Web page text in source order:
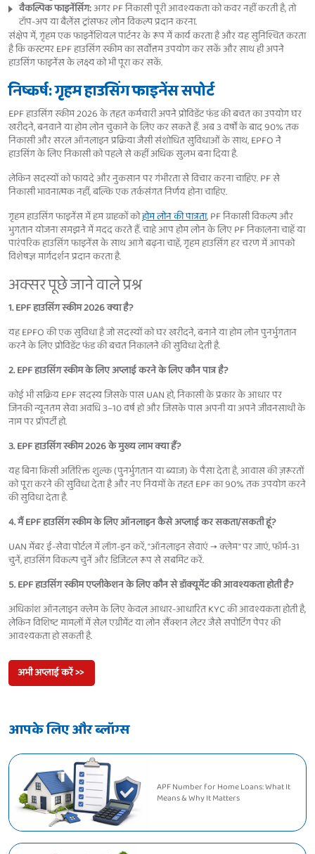
वैकल्पिक फाइनेंसिंग:अगर PF निकासी पूरी आवश्यकता को कवर नहीं करती है, तो
टॉप-अप या बैलेंस ट्रांसफर लोन विकल्प प्रदान करना.
संक्षेप में, गृहम एक फाइनेंशियल पार्टनर के रूप में कार्य करता है और यह सुनिश्चित करता
है कि कस्टमर EPF हाउसिंग स्कीम का सर्वोत्तम उपयोग कर सकें और साथ ही अपने
हाउसिंग फाइनेंस के लक्ष्य को भी पूरा कर सकें.
निष्कर्ष: गृहम हाउसिंग फाइनेंस सपोर्ट
EPF हाउसिंग स्कीम 2026 के तहत कर्मचारी अपने प्रोविडेंट फंड की बचत का उपयोग घर
खरीदने, बनवाने या होम लोन चुकाने के लिए कर सकते हैं. अब 3 वर्षों के बाद 90% तक
निकासी और सरल ऑनलाइन प्रक्रिया जैसी संशोधित सुविधाओं के साथ, EPFO ने
हाउसिंग के लिए निकासी को पहले से कहीं अधिक सुलभ बना दिया है.
लेकिन सदस्यों को फायदे और नुकसान पर गंभीरता से विचार करना चाहिए. PF से
निकासी भावनात्मक नहीं, बल्कि एक तर्कसंगत निर्णय होना चाहिए.
गृहम हाउसिंग फाइनेंस में हम ग्राहकों कोहोम लोन की पात्रता, PF निकासी विकल्प और
भुगतान योजना समझने में मदद करते हैं. चाहे आप होम लोन के लिए PF निकालना चाहें या
पारंपरिक हाउसिंग फाइनेंस के साथ आगे बढ़ना चाहें, गृहम हाउसिंग हर चरण में आपको
विशेषज्ञ मार्गदर्शन प्रदान करता है.
अक्सर पूछे जाने वाले प्रश्न
1. EPF हाउसिंग स्कीम 2026 क्या है?
यह EPFO की एक सुविधा है जो सदस्यों को घर खरीदने, बनाने या होम लोन पुनर्भुगतान
करने के लिए प्रोविडेंट फंड की बचत निकालने की सुविधा देती है.
2. EPF हाउसिंग स्कीम के लिए अप्लाई करने के लिए कौन पात्र है?
कोई भी सक्रिय EPF सदस्य जिसके पास UAN हो, निकासी के प्रकार के आधार पर
जिनकी न्यूनतम सेवा अवधि 3–10 वर्ष हो और जिसके पास अपनी या अपने जीवनसाथी के
नाम पर प्रॉपर्टी हो.
3. EPF हाउसिंग स्कीम 2026 के मुख्य लाभ क्या हैं?
यह बिना किसी अतिरिक्त शुल्क (पुनर्भुगतान या ब्याज) के पैसा देता है, आवास की ज़रूरतों
को पूरा करने की सुविधा देता है और नए नियमों के तहत EPF का 90% तक उपयोग करने
की सुविधा देता है.
4. मैं EPF हाउसिंग स्कीम के लिए ऑनलाइन कैसे अप्लाई कर सकता/सकती हूं?
UAN मेंबर ई-सेवा पोर्टल में लॉग-इन करें, "ऑनलाइन सेवाएं → क्लेम" पर जाएं, फॉर्म-31
चुनें, हाउसिंग विकल्प चुनें और डिजिटल रूप से सबमिट करें.
5. EPF हाउसिंग स्कीम एप्लीकेशन के लिए कौन से डॉक्यूमेंट की आवश्यकता होती है?
अधिकांश ऑनलाइन क्लेम के लिए केवल आधार-आधारित KYC की आवश्यकता होती है,
लेकिन विशिष्ट मामलों में सेल एग्रीमेंट या लोन सैंक्शन लेटर जैसे सपोर्टिंग पेपर की
आवश्यकता हो सकती है.
अभी अप्लाई करें >>
आपके लिए और ब्लॉग्स
APF Number for Home Loans: What It
Means & Why It Matters